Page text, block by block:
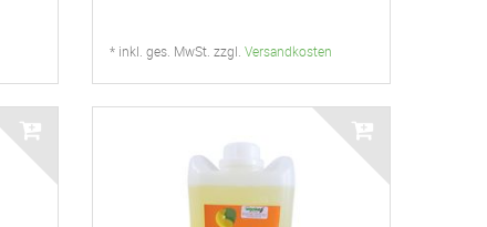
* inkl. ges. MwSt. zzgl. Versandkosten